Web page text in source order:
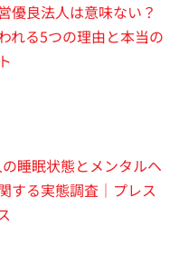
優良法人は意味ない？
れる5つの理由と本当の
睡眠状態とメンタルヘ
する実態調査｜プレス